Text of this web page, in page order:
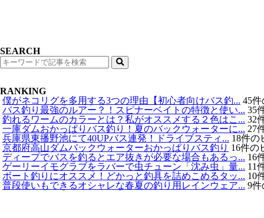
SEARCH
検
索
RANKING
僕がネコリグを多用する3つの理由【初心者向けバス釣... 45
バス釣り最強のルアー？！スピナーベイトの特徴と使い... 35
釣れるワームのカラーとは？私がオススメする２色はこ... 32
一庫ダムおかっぱりバス釣り！夏のバックウォーターに... 27
兵庫県東播野池にて40UPバス連発！ドライブスティ... 18件の
京都府高山ダムバックウォーターおかっぱりバス釣り 16件の
ディープでバスを釣るとエア抜きが必要な場合もあるっ... 16
ゲーリーイモグラブをラバーで虫チューン「沈み虫」量... 11
ボート釣りにオススメ！どかっと釣具を詰めこめるタッ... 10
普段使いもできるオシャレな春夏の釣り用レインウェア... 9件